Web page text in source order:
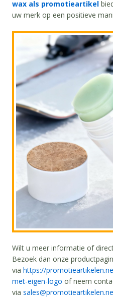
wax als promotieartikel
uw merk op een positieve
Wilt u meer informatie of
Bezoek dan onze
via https://
met-eigen-logo of neem
via